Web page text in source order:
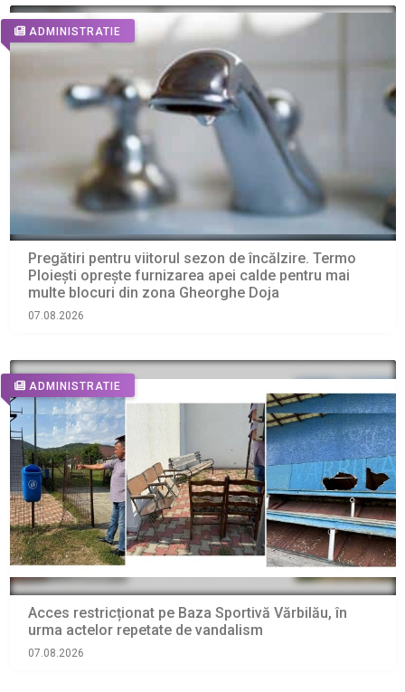
ADMINISTRATIE
Pregătiri pentru viitorul sezon de încălzire. Termo
Ploiești oprește furnizarea apei calde pentru mai
multe blocuri din zona Gheorghe Doja
07.08.2026
ADMINISTRATIE
Acces restricționat pe Baza Sportivă Vărbilău, în
urma actelor repetate de vandalism
07.08.2026